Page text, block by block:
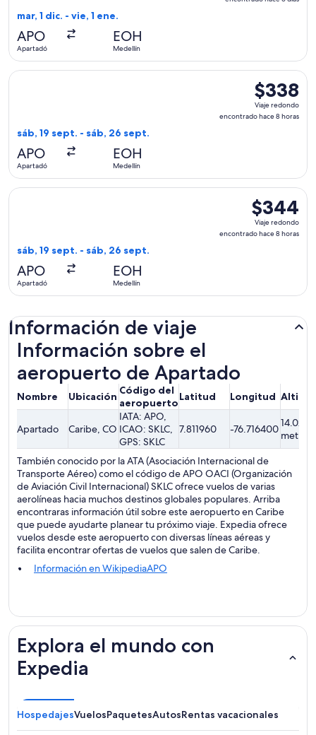
mar, 1 dic. - vie, 1 ene.
APO
Apartadó
EOH
Medellín
$338
Viaje
redondo,
$338
Viaje redondo
encontrado hace 8 horas
sáb, 19 sept. - sáb, 26 sept.
APO
Apartadó
EOH
Medellín
Seleccionar vuelo de APG Distribution System, con salida
$344
Viaje
redondo,
$344
Viaje redondo
encontrado hace 8 horas
sáb, 19 sept. - sáb, 26 sept.
APO
Apartadó
EOH
Medellín
Seleccionar vuelo de APG Distribution System, con salida
Información de viaje
Información sobre el
aeropuerto de Apartado
Nombre Ubicación Código del
aeropuertoLatitud Longitud Altitud
Apartado Caribe, CO
IATA: APO,
ICAO: SKLC,
GPS: SKLC
7.811960 -76.71640014.02
metros
También conocido por la ATA (Asociación Internacional de
Transporte Aéreo) como el código de APO OACI (Organización
de Aviación Civil Internacional) SKLC ofrece vuelos de varias
aerolíneas hacia muchos destinos globales populares. Arriba
encontraras información útil sobre este aeropuerto en Caribe
que puede ayudarte planear tu próximo viaje. Expedia ofrece
vuelos desde este aeropuerto con diversas líneas aéreas y
facilita encontrar ofertas de vuelos que salen de Caribe.
Información en WikipediaAPO
Explora el mundo con
Expedia
HospedajesVuelosPaquetesAutosRentas vacacionales